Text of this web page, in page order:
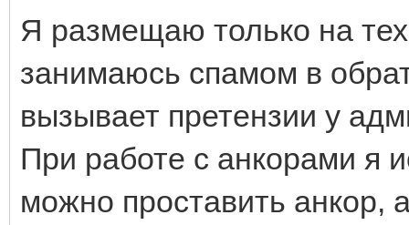
Я размещаю только на
занимаюсь спамом в
вызывает претензии у
При работе с анкорами я
можно проставить анкор,